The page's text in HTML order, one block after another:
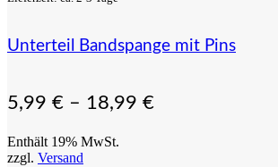
Unterteil Bandspange mit Pins
5,99 € – 18,99 €
Enthält 19% MwSt.
zzgl. Versand